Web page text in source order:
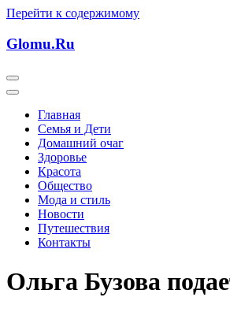
Перейти к содержимому
Glomu.Ru
Главная
Семья и Дети
Домашний очаг
Здоровье
Красота
Общество
Мода и стиль
Новости
Путешествия
Контакты
Ольга Бузова